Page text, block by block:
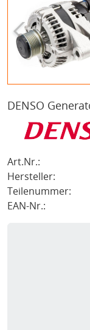
DENSO
Art.Nr.:
Hersteller:
Teilenummer:
EAN-Nr.: